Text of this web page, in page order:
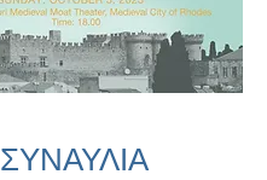
ΣΥΝΑΥΛΙΑ